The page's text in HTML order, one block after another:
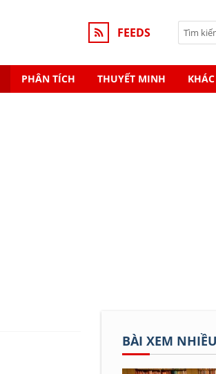
FEEDS
PHÂN TÍCH THUYẾT MINH KHÁC
BÀI XEM NHIỀU